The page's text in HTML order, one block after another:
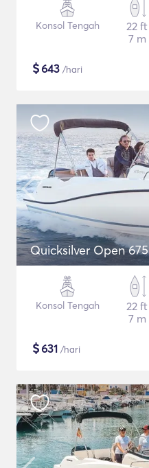
Konsol Tengah
22 ft
7 m
$643 /hari
Quicksilver Open 675
Konsol Tengah
22 ft
7 m
$631 /hari